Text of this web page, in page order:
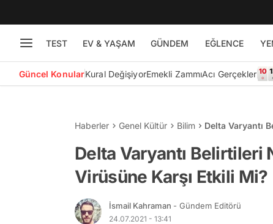
TEST EV & YAŞAM GÜNDEM EĞLENCE
Güncel KonularKural DeğişiyorEmekli ZammıAcı Gerçekler
Haberler Genel Kültür Bilim
Delta Varyantı
Delta Varyantı Belirtileri
Virüsüne Karşı Etkili Mi?
İsmail Kahraman - Gündem Editörü
24.07.2021 - 13:41